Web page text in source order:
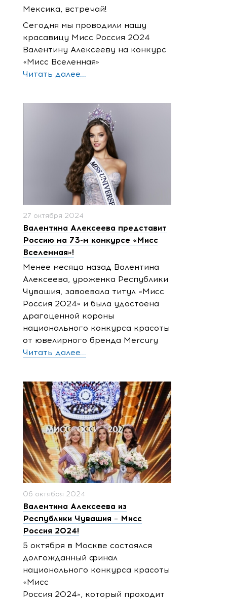
Мексика, встречай!
Сегодня мы проводили нашу
красавицу Мисс Россия 2024
Валентину Алексееву на конкурс
«Мисс Вселенная»
Читать далее...
27 октября 2024
Валентина Алексеева представит
Россию на 73-м конкурсе «Мисс
Вселенная»!
Менее месяца назад Валентина
Алексеева, уроженка Республики
Чувашия, завоевала титул «Мисс
Россия 2024» и была удостоена
драгоценной короны
национального конкурса красоты
от ювелирного бренда Mercury
Читать далее...
06 октября 2024
Валентина Алексеева из
Республики Чувашия – Мисс
Россия 2024!
5 октября в Москве состоялся
долгожданный финал
национального конкурса красоты
«Мисс
Россия 2024», который проходит